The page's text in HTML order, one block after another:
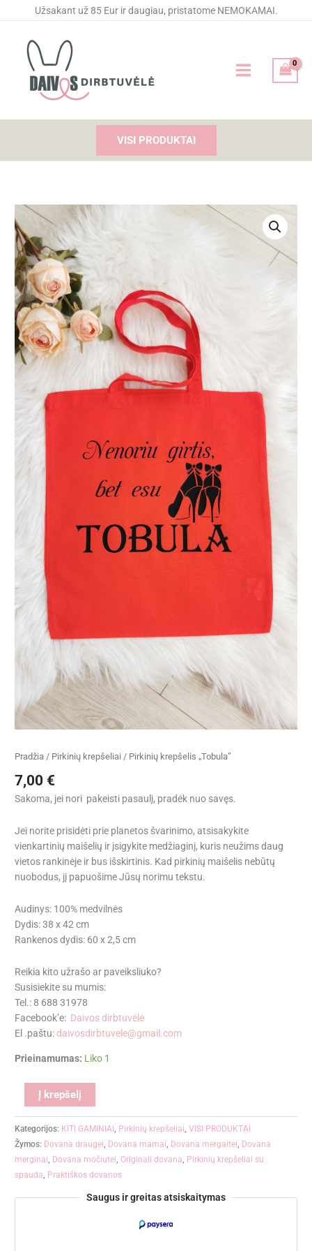
Užsakant už 85 Eur ir daugiau, pristatome NEMOKAMAI.
VISI PRODUKTAI
Pradžia / Pirkinių krepšeliai / Pirkinių krepšelis „Tobula”
7,00 €
Sakoma, jei nori pakeisti pasaulį, pradėk nuo savęs.
Jei norite prisidėti prie planetos švarinimo, atsisakykite
vienkartinių maišelių ir įsigykite medžiaginį, kuris neužims daug
vietos rankinėje ir bus išskirtinis. Kad pirkinių maišelis nebūtų
nuobodus, jį papuošime Jūsų norimu tekstu.
Audinys: 100% medvilnės
Dydis: 38 x 42 cm
Rankenos dydis: 60 x 2,5 cm
Reikia kito užrašo ar paveiksliuko?
Susisiekite su mumis:
Tel.: 8 688 31978
Facebook’e: Daivos dirbtuvėlė
El .paštu: daivosdirbtuvele@gmail.com
Prieinamumas: Liko 1
produkto
kiekis:
Pirkinių
krepšelis
"Tobula"
Į krepšelį
Kategorijos: KITI GAMINIAI, Pirkinių krepšeliai,VISI PRODUKTAI
Žymos: Dovana draugei, Dovana mamai, Dovana mergaitei, Dovana
merginai, Dovana močiutei, Originali dovana, Pirkinių krepšeliai su
spauda, Praktiškos dovanos
Saugus ir greitas atsiskaitymas